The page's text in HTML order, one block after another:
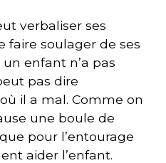
verbaliser ses
faire soulager de ses
enfant n’a pas
pas dire
il a mal. Comme on
une boule de
pour l’entourage
aider l’enfant.